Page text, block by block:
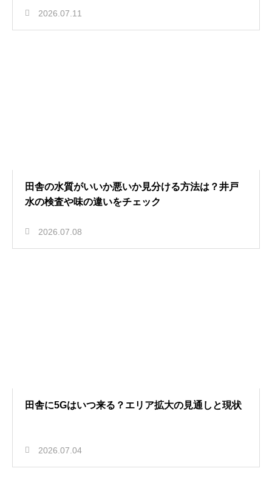
2026.07.11
田舎の水質がいいか悪いか見分ける方法は？井戸
水の検査や味の違いをチェック
2026.07.08
田舎に5Gはいつ来る？エリア拡大の見通しと現状
2026.07.04